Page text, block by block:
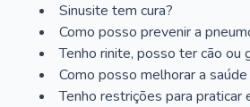
Sinusite tem cura?
Como posso prevenir a
Tenho rinite, posso ter cão ou
Como posso melhorar a
Tenho restrições para praticar